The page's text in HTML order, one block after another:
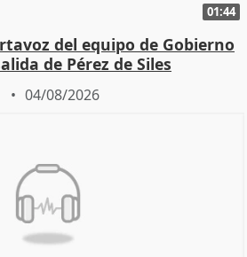
01:44
del equipo de Gobierno
de Pérez de Siles
04/08/2026